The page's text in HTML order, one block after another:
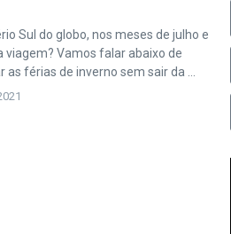
Sul do globo, nos meses de julho e
viagem? Vamos falar abaixo de
férias de inverno sem sair da ...